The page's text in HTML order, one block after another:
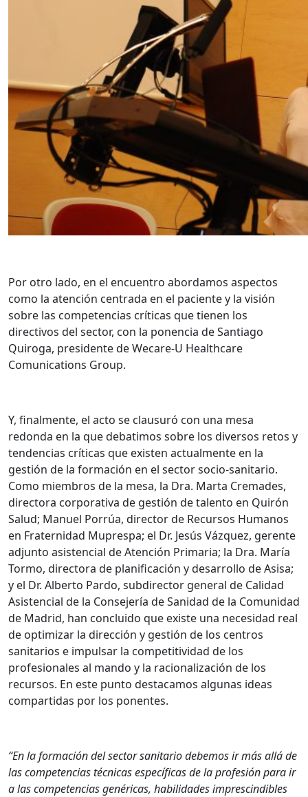
Por otro lado, en el encuentro abordamos aspectos
como la atención centrada en el paciente y la visión
sobre las competencias críticas que tienen los
directivos del sector, con la ponencia de Santiago
Quiroga, presidente de Wecare-U Healthcare
Comunications Group.
Y, finalmente, el acto se clausuró con una mesa
redonda en la que debatimos sobre los diversos retos y
tendencias críticas que existen actualmente en la
gestión de la formación en el sector socio-sanitario.
Como miembros de la mesa, la Dra. Marta Cremades,
directora corporativa de gestión de talento en Quirón
Salud; Manuel Porrúa, director de Recursos Humanos
en Fraternidad Muprespa; el Dr. Jesús Vázquez, gerente
adjunto asistencial de Atención Primaria; la Dra. María
Tormo, directora de planificación y desarrollo de Asisa;
y el Dr. Alberto Pardo, subdirector general de Calidad
Asistencial de la Consejería de Sanidad de la Comunidad
de Madrid, han concluido que existe una necesidad real
de optimizar la dirección y gestión de los centros
sanitarios e impulsar la competitividad de los
profesionales al mando y la racionalización de los
recursos. En este punto destacamos algunas ideas
compartidas por los ponentes.
“En la formación del sector sanitario debemos ir más allá de
las competencias técnicas específicas de la profesión para ir
a las competencias genéricas, habilidades imprescindibles